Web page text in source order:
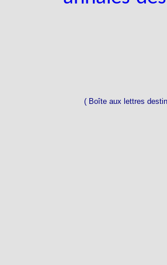
( Boîte aux lettres